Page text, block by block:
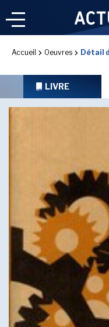
LES
SENSE
Accueil Oeuvres Détail
LIVRE